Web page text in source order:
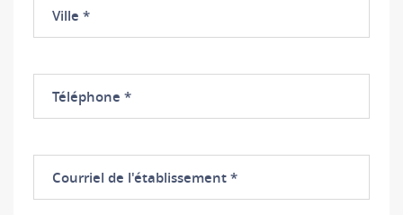
l'établissement